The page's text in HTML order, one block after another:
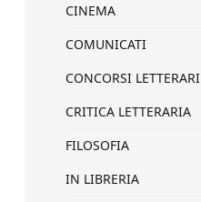
CINEMA
COMUNICATI
CONCORSI LETTERARI
CRITICA LETTERARIA
FILOSOFIA
IN LIBRERIA